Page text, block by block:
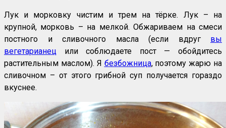
Лук и морковку чистим и трем на тёрке. Лук – на
крупной, морковь – на мелкой. Обжариваем на смеси
постного и сливочного масла (если вдруг вы
вегетарианец или соблюдаете пост — обойдитесь
растительным маслом). Я безбожница, поэтому жарю на
сливочном – от этого грибной суп получается гораздо
вкуснее.